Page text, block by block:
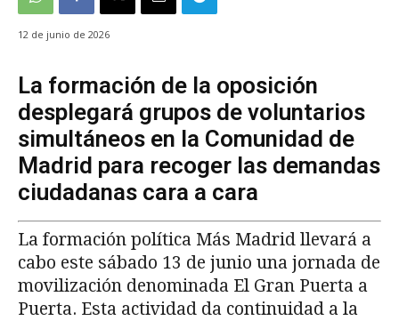
12 de junio de 2026
La formación de la oposición
desplegará grupos de voluntarios
simultáneos en la Comunidad de
Madrid para recoger las demandas
ciudadanas cara a cara
La formación política Más Madrid llevará a
cabo este sábado 13 de junio una jornada de
movilización denominada El Gran Puerta a
Puerta. Esta actividad da continuidad a la